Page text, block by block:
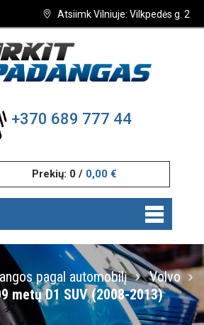
Atsiimk Vilniuje: Vilkpedės g. 2
+370 689 777 44
Prekių: 0 / 0,00 €
pagal automobilį
Volvo
metų D1 SUV (2008-2013)